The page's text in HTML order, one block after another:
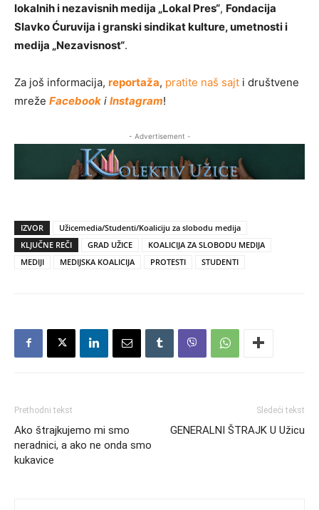
lokalnih i nezavisnih medija „Lokal Pres“, Fondacija
Slavko Ćuruvija i granski sindikat kulture, umetnosti i
medija „Nezavisnost“.
Za još informacija, reportaža, pratite naš sajt i društvene
mreže Facebook i Instagram!
- Advertisement -
IZVOR
Užicemedia/Studenti/Koaliciju za slobodu medija
KLJUČNE REČI
GRAD UŽICE
KOALICIJA ZA SLOBODU MEDIJA
MEDIJI
MEDIJSKA KOALICIJA PROTESTI STUDENTI
Prethodni tekst
Ako štrajkujemo mi smo
neradnici, a ako ne onda smo
kukavice
Sledeći tekst
GENERALNI ŠTRAJK U Užicu